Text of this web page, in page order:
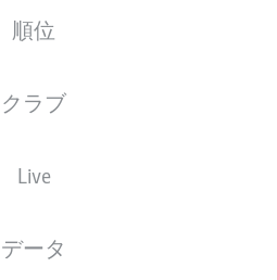
順位
クラブ
Live
データ